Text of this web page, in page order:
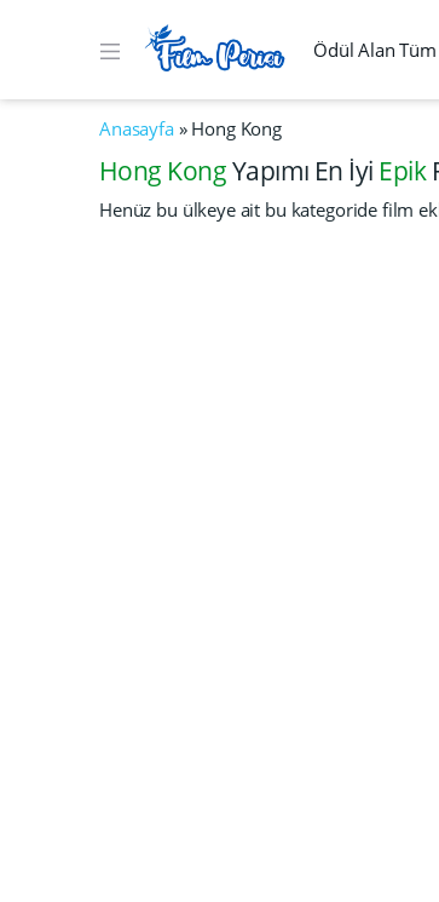
Ödül Alan
Anasayfa» Hong Kong
Hong KongYapımı En İyi Epik
Henüz bu ülkeye ait bu kategoride film